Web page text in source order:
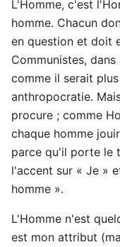
L'Homme, c'est
homme. Chacun
en question et doit
Communistes,
comme il serait
anthropocratie.
procure ; comme
chaque homme
parce qu'il porte le
l'accent sur « Je »
homme ».
L'Homme n'est
est mon attribut